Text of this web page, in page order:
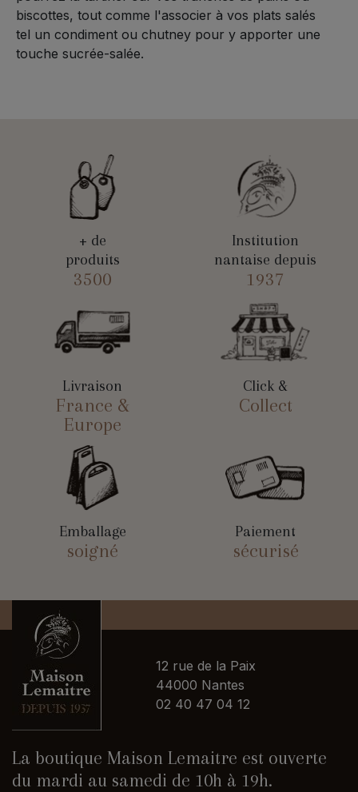
biscottes, tout comme l'associer à vos plats salés
tel un condiment ou chutney pour y apporter une
touche sucrée-salée.
+ de
produits
3500
Institution
nantaise depuis
1937
Livraison
France &
Europe
Click &
Collect
Emballage
soigné
Paiement
sécurisé
12 rue de la Paix
44000 Nantes
02 40 47 04 12
La boutique Maison Lemaitre est ouverte
du mardi au samedi de 10h à 19h.